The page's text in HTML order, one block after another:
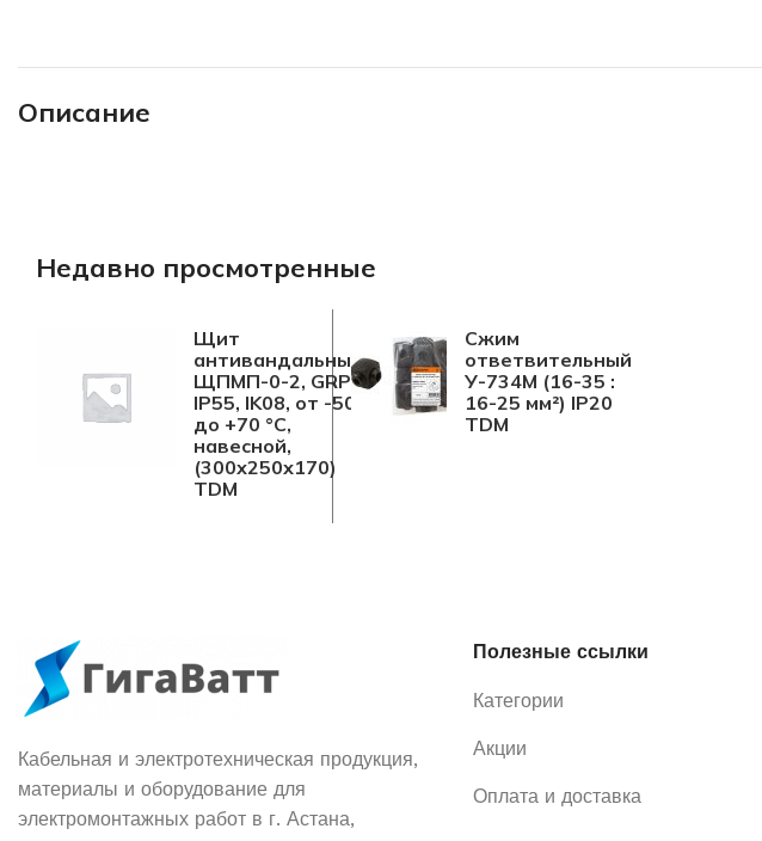
Описание
Недавно просмотренные
Щит
антивандальный,
ЩПМП-0-2, GRP,
IP55, IK08, от -50
до +70 °С,
навесной,
(300х250х170)
TDM
Сжим
ответвительный
У-734М (16-35 :
16-25 мм²) IP20
TDM
Кабельная и электротехническая продукция,
материалы и оборудование для
электромонтажных работ в г. Астана,
Полезные ссылки
Категории
Акции
Оплата и доставка